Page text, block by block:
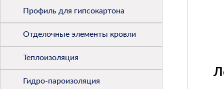
Профиль для гипсокартона
Отделочные элементы кровли
Теплоизоляция
Гидро-пароизоляция